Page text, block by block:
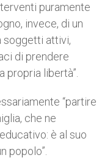
puramente
invece, di un
soggetti attivi,
di prendere
libertà”.
“partire
che ne
è al suo
popolo”.